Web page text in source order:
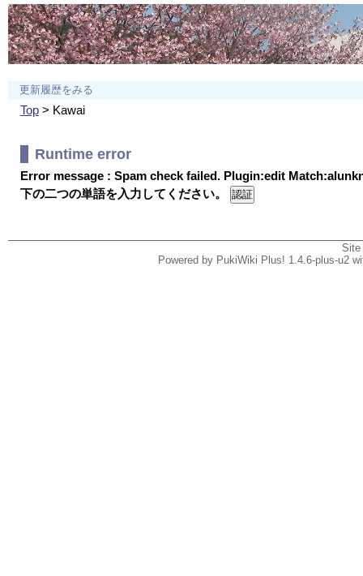
更新履歴をみる
Top> Kawai
Runtime error
Error message : Spam check failed. Plugin:edit
下の二つの単語を入力してください。
Powered by PukiWiki Plus! 1.4.6-plus-u2